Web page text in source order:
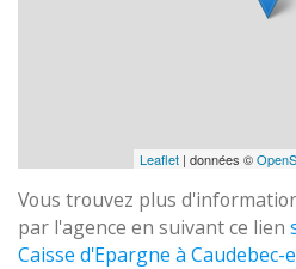
Leaflet | données ©
Vous trouvez plus
par l'agence en suivant ce lien
Caisse d'Epargne à Caudebec-